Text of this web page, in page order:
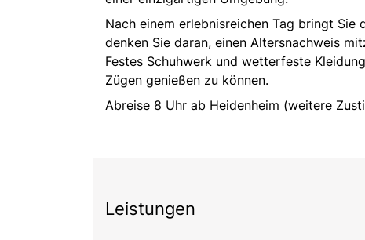
Nach einem erlebnisreichen Tag bringt
denken Sie daran, einen Altersnachweis
Festes Schuhwerk und wetterfeste
Zügen genießen zu können.
Abreise 8 Uhr ab Heidenheim (weitere
Leistungen